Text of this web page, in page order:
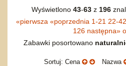
Wyświetlono 43-63z 196
«pierwsza «poprzednia 1-21 22-42
126 następna»
Zabawki posortowano
Sortuj: Cena Nazwa